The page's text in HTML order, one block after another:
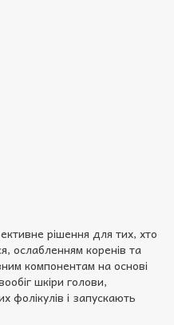
рішення для тих, хто
ослабленням коренів та
компонентам на основі
шкіри голови,
і запускають